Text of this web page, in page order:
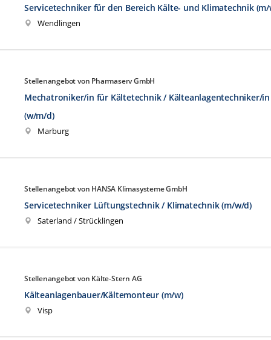
Servicetechniker für den Bereich Kälte- und Klimatechnik
Wendlingen
Stellenangebot von Pharmaserv GmbH
Mechatroniker/in für Kältetechnik / Kälteanlagentechniker/
(w/m/d)
Marburg
Stellenangebot von HANSA Klimasysteme GmbH
Servicetechniker Lüftungstechnik / Klimatechnik (m/w/d)
Saterland / Strücklingen
Stellenangebot von Kälte-Stern AG
Kälteanlagenbauer/Kältemonteur (m/w)
Visp